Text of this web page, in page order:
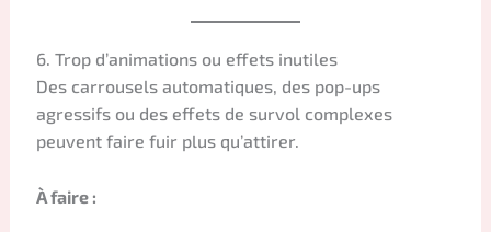
6. Trop d’animations ou effets inutiles
Des carrousels automatiques, des pop-ups
agressifs ou des effets de survol complexes
peuvent faire fuir plus qu’attirer.
À faire :